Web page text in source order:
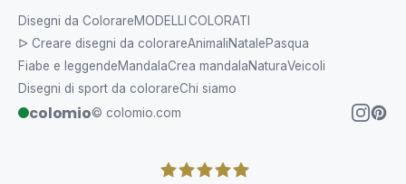
Disegni da ColorareMODELLI COLORATI
ᐅ Creare disegni da colorareAnimaliNatalePasqua
Fiabe e leggendeMandalaCrea mandalaNaturaVeicoli
Disegni di sport da colorareChi siamo
colomio© colomio.com